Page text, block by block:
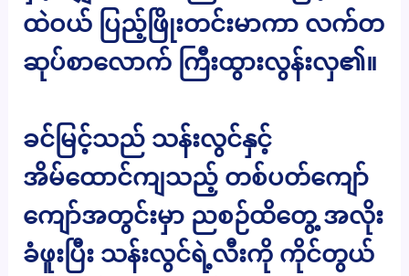
ထဲဝယ် ပြည့်ဖြိုးတင်းမာကာ လက်တ
ဆုပ်စာလောက် ကြီးထွားလွန်းလှ၏။
ခင်မြင့်သည် သန်းလွင်နှင့်
အိမ်ထောင်ကျသည့် တစ်ပတ်ကျော်
ကျော်အတွင်းမှာ ညစဉ်ထိတွေ့ အလိုး
ခံဖူးပြီး သန်းလွင်ရဲ့လီးကို ကိုင်တွယ်